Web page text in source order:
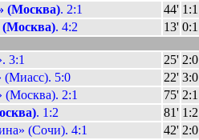
(Москва). 2:1 44' 1:1
(Москва). 4:2 13' 0:1
3:1 25' 2:0
(Миасс). 5:0 22' 3:0
(Москва). 2:1 75' 2:1
. 1:2 81' 1:2
(Сочи). 4:1 42' 2:0